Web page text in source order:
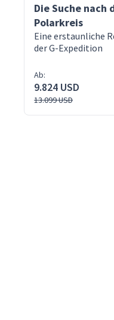
Die Suche nach
Polarkreis
Eine erstaunliche
der G-Expedition
Ab:
9.824 USD
13.099 USD